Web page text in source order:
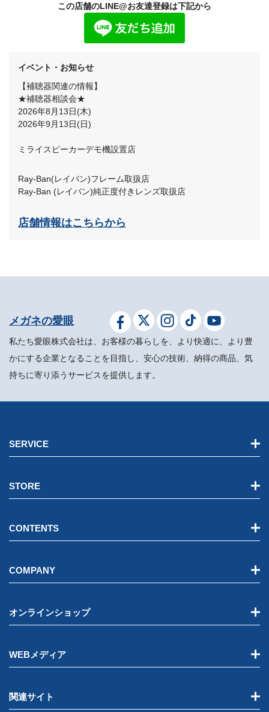
この店舗のLINE@お友達登録は下記から
イベント・お知らせ
【補聴器関連の情報】
★補聴器相談会★
2026年8月13日(木)
2026年9月13日(日)
ミライスピーカーデモ機設置店
Ray-Ban(レイバン)フレーム取扱店
Ray-Ban (レイバン)純正度付きレンズ取扱店
店舗情報はこちらから
メガネの愛眼
私たち愛眼株式会社は、お客様の暮らしを、より快適に、より豊
かにする企業となることを目指し、安心の技術、納得の商品、気
持ちに寄り添うサービスを提供します。
SERVICE
STORE
CONTENTS
COMPANY
オンラインショップ
WEBメディア
関連サイト